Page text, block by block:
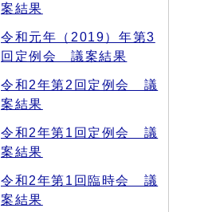
案結果
令和元年（2019）年第3
回定例会 議案結果
令和2年第2回定例会 議
案結果
令和2年第1回定例会 議
案結果
令和2年第1回臨時会 議
案結果